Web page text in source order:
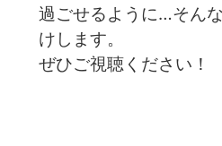
過ごせるように…そん
けします。
ぜひご視聴ください！